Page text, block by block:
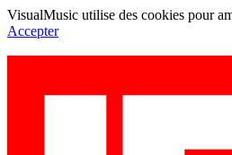
VisualMusic utilise des cookies pour
Accepter